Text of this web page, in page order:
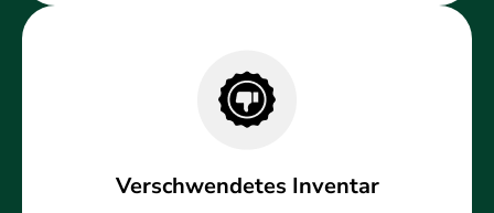
Verschwendetes Inventar